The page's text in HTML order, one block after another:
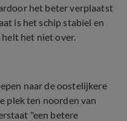
het beter verplaatst
is het schip stabiel en
het niet over.
naar de oostelijkere
plek ten noorden van
"een betere